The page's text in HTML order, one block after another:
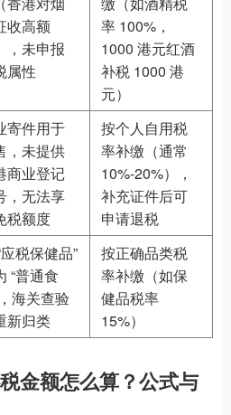
收高额
，未申报
属性
率 100%，
1000 港元红酒
补税 1000 港
元）
寄件用于
，未提供
商业登记
，无法享
税额度
按个人自用税
率补缴（通常
10%-20%），
补充证件后可
申请退税
税保健品”
“普通食
海关查验
新归类
按正确品类税
率补缴（如保
健品税率
15%）
金额怎么算？公式与